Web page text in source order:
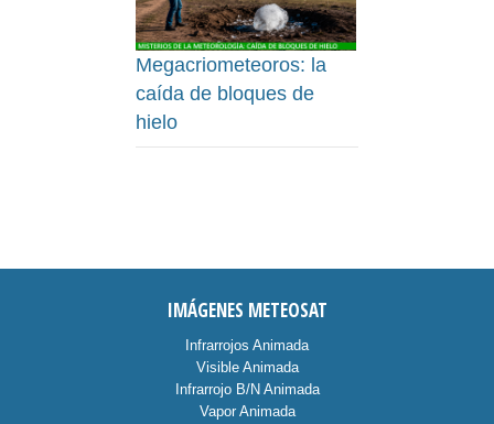
Megacriometeoros: la
caída de bloques de
hielo
IMÁGENES METEOSAT
Infrarrojos Animada
Visible Animada
Infrarrojo B/N Animada
Vapor Animada